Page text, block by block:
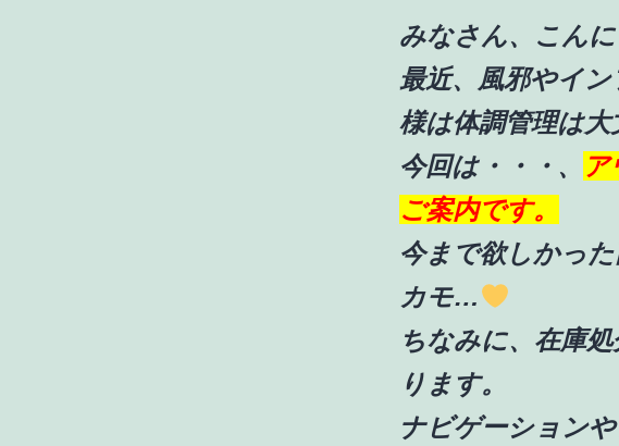
みなさん、こんに
最近、風邪やイ
様は体調管理は大
今回は・・・、
ア
ご案内です。
今まで欲しかっ
カモ…
ちなみに、在庫
ります。
ナビゲーション